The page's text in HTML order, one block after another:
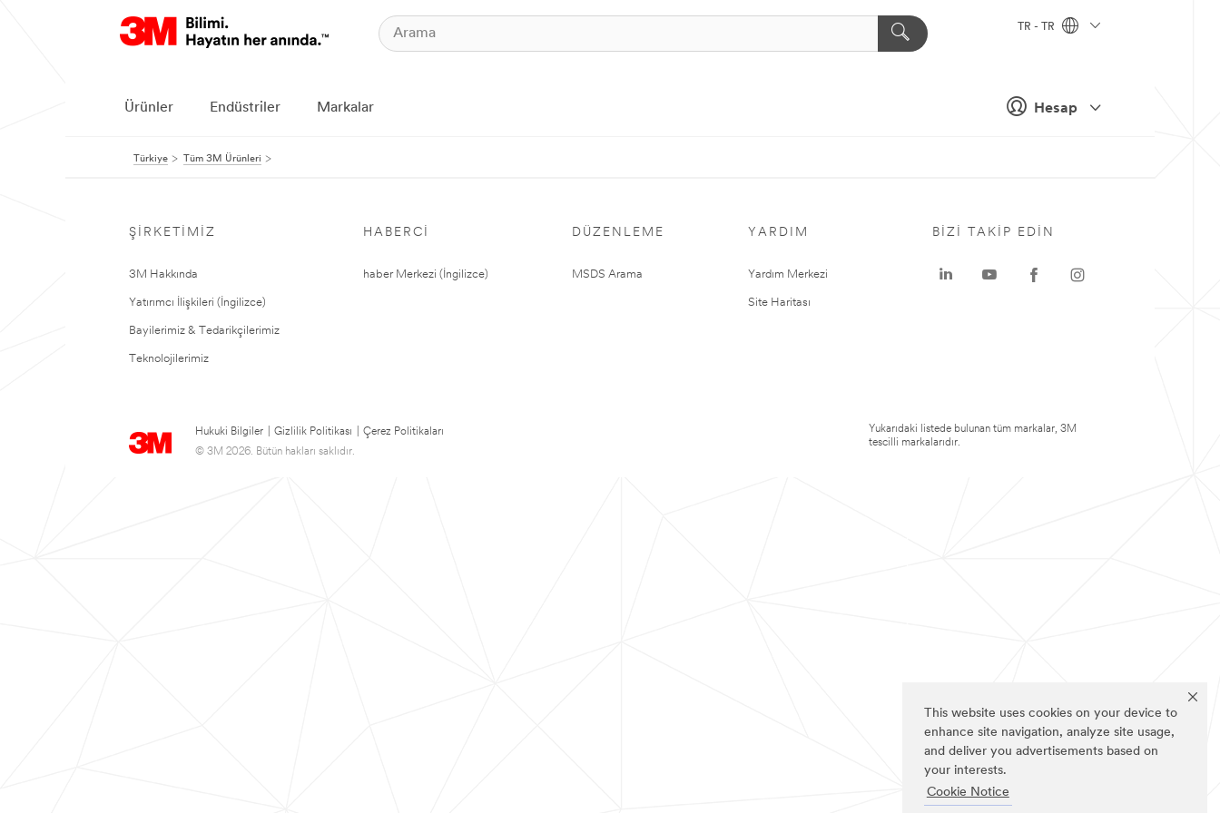
This website uses cookies on your device to
enhance site navigation, analyze site usage,
and deliver you advertisements based on
your interests.
Cookie Notice
Hesap
TR - TR
Ürünler Endüstriler Markalar
Türkiye Tüm 3M Ürünleri
ŞIRKETIMIZ
3M Hakkında
Yatırımcı İlişkileri (İngilizce)
Bayilerimiz & Tedarikçilerimiz
Teknolojilerimiz
HABERCI
haber Merkezi (İngilizce)
DÜZENLEME
MSDS Arama
YARDIM
Yardım Merkezi
Site Haritası
Hukuki Bilgiler Gizlilik Politikası
Çerez Politikaları
© 3M 2026. Bütün hakları saklıdır.
BIZI TAKIP EDIN
Yukarıdaki listede bulunan tüm markalar, 3M
tescilli markalarıdır.